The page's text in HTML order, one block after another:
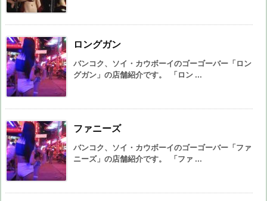
ロングガン
バンコク、ソイ・カウボーイのゴーゴーバー「ロン
グガン」の店舗紹介です。 「ロン ...
ファニーズ
バンコク、ソイ・カウボーイのゴーゴーバー「ファ
ニーズ」の店舗紹介です。 「ファ ...